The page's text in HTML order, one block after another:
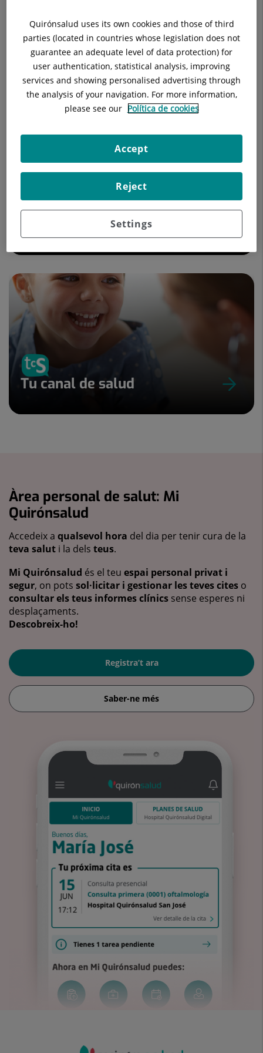
Resultats de la cerca
Els nostres blogs
Tu canal de salud
Àrea personal de salut: Mi
Quirónsalud
Accedeix a qualsevol hora del dia per tenir cura de la
teva salut i la dels teus.
Mi Quirónsalud és el teu espai personal privat i
segur, on pots sol·licitar i gestionar les teves cites o
consultar els teus informes clínics sense esperes ni
desplaçaments.
Descobreix-ho!
Registra’t ara
Saber-ne més
Quirónsalud uses its own cookies and those of third
parties (located in countries whose legislation does not
guarantee an adequate level of data protection) for
user authentication, statistical analysis, improving
services and showing personalised advertising through
the analysis of your navigation. For more information,
please see our Política de cookies
Settings
Reject
Accept